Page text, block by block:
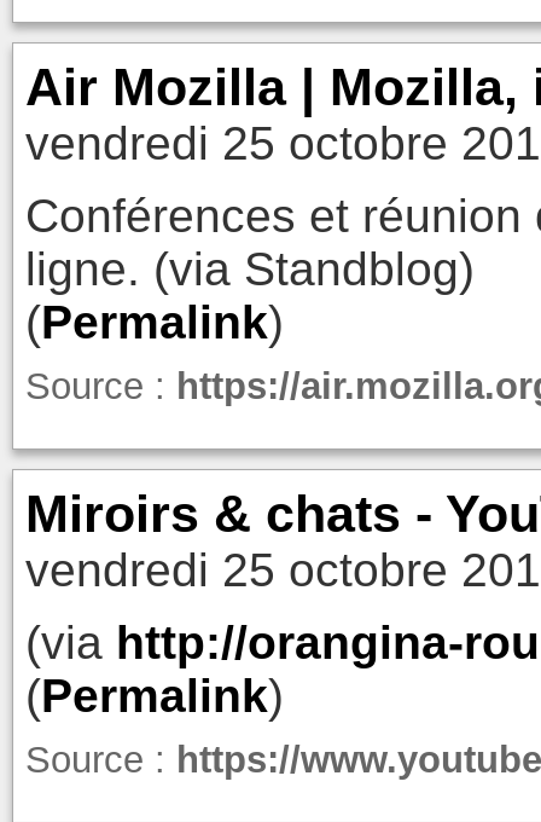
Air Mozilla | Mozilla,
vendredi 25 octobre
Conférences et
ligne. (via Standblog)
(Permalink)
Source : https://
Miroirs & chats -
vendredi 25 octobre
(via http://orangina-
(Permalink)
Source : https://